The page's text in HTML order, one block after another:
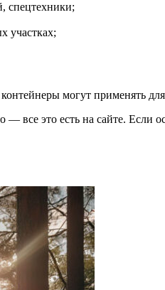
спецтехники;
участках;
могут применять для
все это есть на сайте.